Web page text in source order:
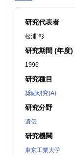
研究代表者
松浦 彰
研究期間 (年度)
1996
研究種目
奨励研究(A)
研究分野
遺伝
研究機関
東京工業大学